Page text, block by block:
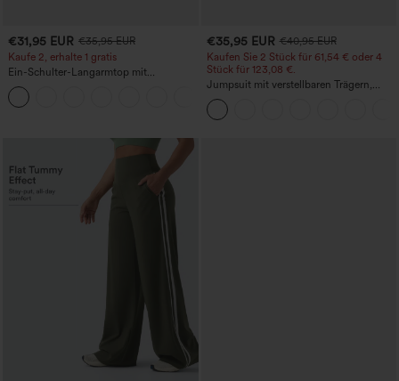
€31,95 EUR €35,95 EUR
Kaufe 2, erhalte 1 gratis
Ein-Schulter-Langarmtop mit
Daumenloch, geschwungener Saum
(High-Low), schnell trocknend – Yoga-
Sporttop mit integriertem BH
€35,95 EUR €40,95 EUR
Kaufen Sie 2 Stück für 61,54 € oder 4
Stück für 123,08 €.
Jumpsuit mit verstellbaren Trägern,
gerafftem Detail, weitem Bein und
meliertem Stoff, lässig, mit Taschen -
Easy Peezy